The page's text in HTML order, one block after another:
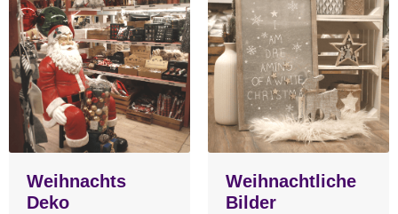
Weihnachts
Deko
Weihnachtliche
Bilder